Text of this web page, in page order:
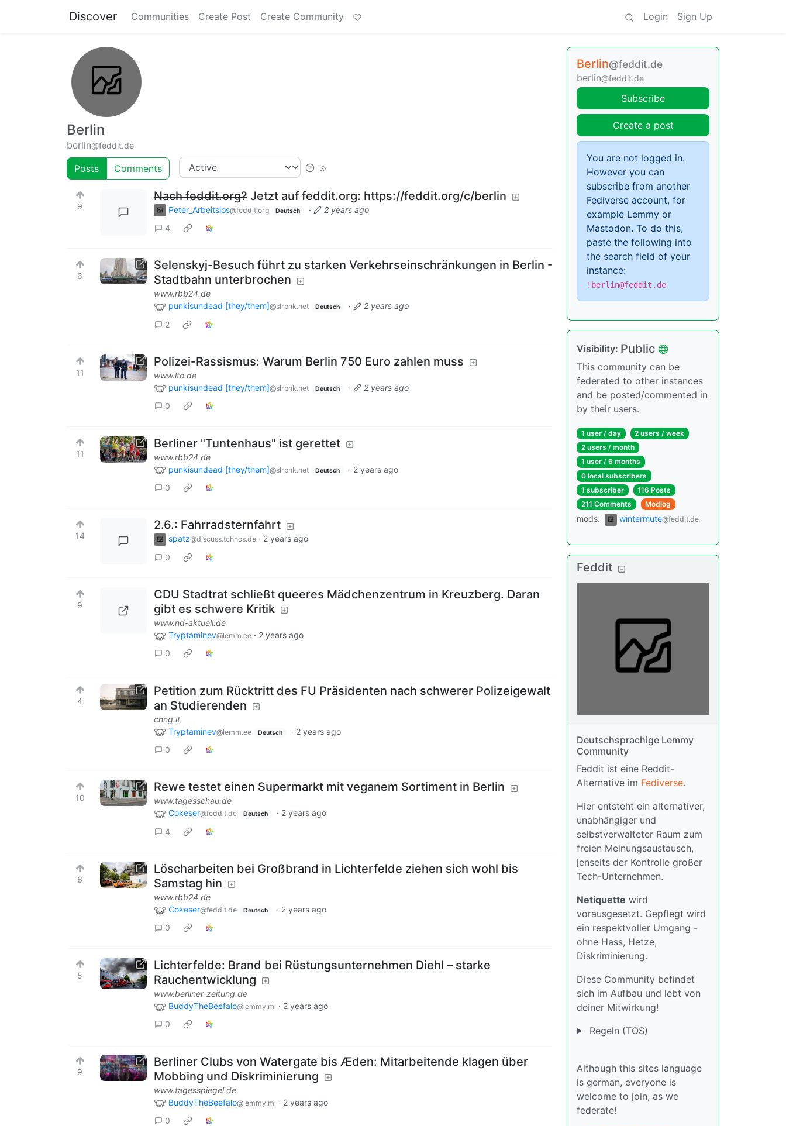
Discover Communities Create Post Create Community Login Sign Up
Berlin
berlin@feddit.de
Posts Comments
9
Nach feddit.org? Jetzt auf feddit.org: https://feddit.org/c/berlin
Peter_Arbeitslos@feddit.org Deutsch ·
2 years ago
4
6
Selenskyj-Besuch führt zu starken Verkehrseinschränkungen in Berlin -
Stadtbahn unterbrochen
www.rbb24.de
punkisundead [they/them]@slrpnk.net Deutsch ·
2 years ago
2
11
Polizei-Rassismus: Warum Berlin 750 Euro zahlen muss
www.lto.de
punkisundead [they/them]@slrpnk.net Deutsch ·
2 years ago
0
11
Berliner "Tuntenhaus" ist gerettet
www.rbb24.de
punkisundead [they/them]@slrpnk.net Deutsch · 2 years ago
0
14
2.6.: Fahrradsternfahrt
spatz@discuss.tchncs.de · 2 years ago
0
9
CDU Stadtrat schließt queeres Mädchenzentrum in Kreuzberg. Daran
gibt es schwere Kritik
www.nd-aktuell.de
Tryptaminev@lemm.ee · 2 years ago
0
4
Petition zum Rücktritt des FU Präsidenten nach schwerer Polizeigewalt
an Studierenden
chng.it
Tryptaminev@lemm.ee Deutsch · 2 years ago
0
10
Rewe testet einen Supermarkt mit veganem Sortiment in Berlin
www.tagesschau.de
Cokeser@feddit.de Deutsch · 2 years ago
4
6
Löscharbeiten bei Großbrand in Lichterfelde ziehen sich wohl bis
Samstag hin
www.rbb24.de
Cokeser@feddit.de Deutsch · 2 years ago
0
5
Lichterfelde: Brand bei Rüstungsunternehmen Diehl – starke
Rauchentwicklung
www.berliner-zeitung.de
BuddyTheBeefalo@lemmy.ml · 2 years ago
0
9
Berliner Clubs von Watergate bis Æden: Mitarbeitende klagen über
Mobbing und Diskriminierung
www.tagesspiegel.de
BuddyTheBeefalo@lemmy.ml · 2 years ago
0
Berlin@feddit.de
berlin@feddit.de
Subscribe
Create a post
You are not logged in.
However you can
subscribe from another
Fediverse account, for
example Lemmy or
Mastodon. To do this,
paste the following into
the search field of your
instance:
!berlin@feddit.de
Visibility: Public
This community can be
federated to other instances
and be posted/commented in
by their users.
1 user / day 2 users /week
2 users / month
1 user / 6 months
0 local subscribers
1 subscriber
116 Posts
211 Comments
Modlog
mods: wintermute@feddit.de
Feddit
Deutschsprachige Lemmy
Community
Feddit ist eine Reddit-
Alternative im Fediverse.
Hier entsteht ein alternativer,
unabhängiger und
selbstverwalteter Raum zum
freien Meinungsaustausch,
jenseits der Kontrolle großer
Tech-Unternehmen.
Netiquette wird
vorausgesetzt. Gepflegt wird
ein respektvoller Umgang -
ohne Hass, Hetze,
Diskriminierung.
Diese Community befindet
sich im Aufbau und lebt von
deiner Mitwirkung!
Regeln (TOS)
Although this sites language
is german, everyone is
welcome to join, as we
federate!